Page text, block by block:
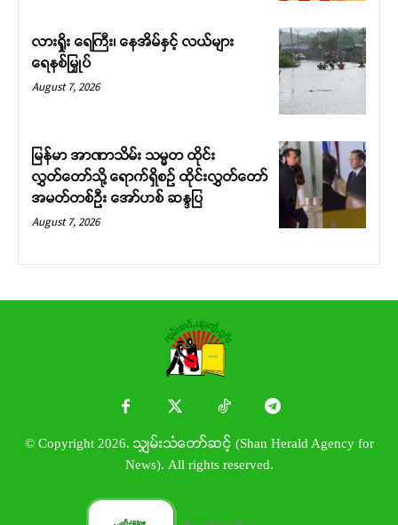
လားရှိုး ရေကြီး၊ နေအိမ်နှင့် လယ်များ
ရေနစ်မြှုပ်
August 7, 2026
မြန်မာ အာဏာသိမ်း သမ္မတ ထိုင်း
လွှတ်တော်သို့ ရောက်ရှိစဉ် ထိုင်းလွှတ်တော်
အမတ်တစ်ဦး အော်ဟစ် ဆန္ဒပြ
August 7, 2026
© Copyright 2026. သျှမ်းသံတော်ဆင့် (Shan Herald Agency for
News). All rights reserved.